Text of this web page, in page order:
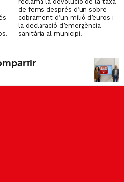
reclama la devolució de la taxa
de fems després d’un sobre-
cobrament d’un milió d’euros i
la declaració d’emergència
sanitària al municipi.